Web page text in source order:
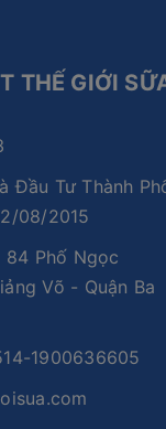
THẾ GIỚI
Đầu Tư Thành
08/2015
84 Phố Ngọc
Võ - Quận Ba
1900636605